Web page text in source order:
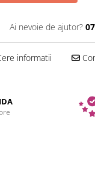
Ai nevoie de ajutor?
informatii